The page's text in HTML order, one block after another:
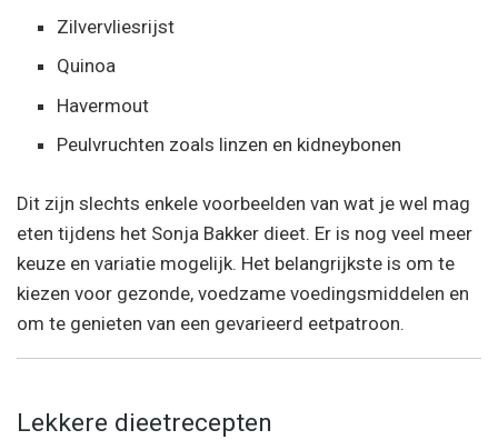
Zilvervliesrijst
Quinoa
Havermout
Peulvruchten zoals linzen en kidneybonen
Dit zijn slechts enkele voorbeelden van wat je wel mag
eten tijdens het Sonja Bakker dieet. Er is nog veel meer
keuze en variatie mogelijk. Het belangrijkste is om te
kiezen voor gezonde, voedzame voedingsmiddelen en
om te genieten van een gevarieerd eetpatroon.
Lekkere dieetrecepten